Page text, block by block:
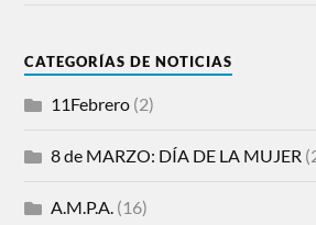
CATEGORÍAS DE NOTICIAS
11Febrero (2)
8 de MARZO: DÍA DE LA MUJER
A.M.P.A. (16)